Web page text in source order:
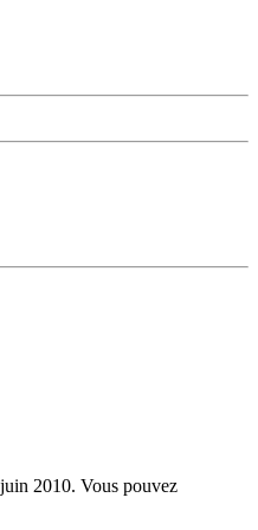
2010. Vous pouvez